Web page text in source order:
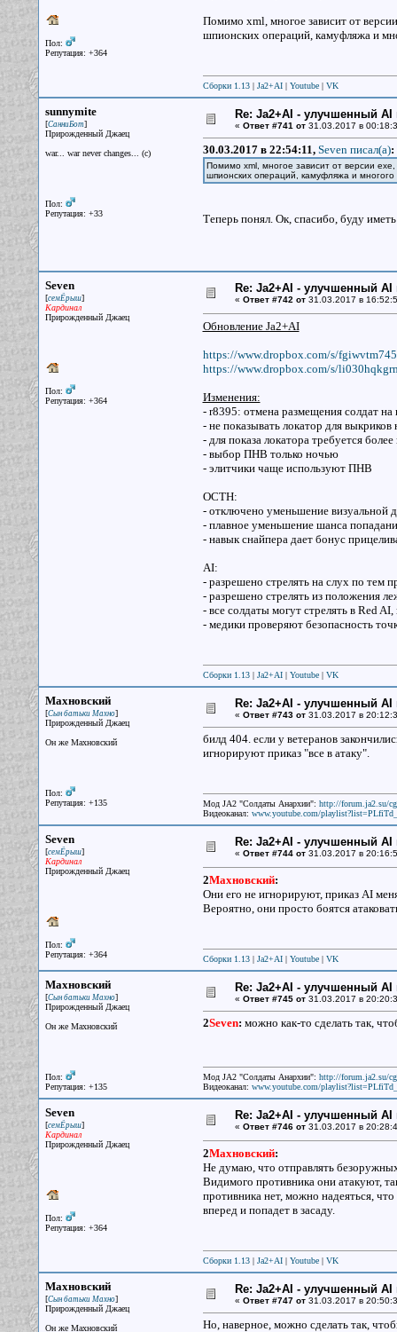
Пол:
Репутация: +364
Помимо xml, многое зависит от
шпионских операций, камуфляжа и
Сборки 1.13| Ja2+AI| Youtube| VK
sunnymite
[СанниБот]
Прирожденный Джаец
war... war never changes... (c)
Пол:
Репутация: +33
Re: Ja2+AI - улучшенный AI
« Ответ #741 от31.03.2017 в
30.03.2017 в 22:54:11, Seven писал(a):
Помимо xml, многое зависит от версии
шпионских операций, камуфляжа и
Теперь понял. Ок, спасибо, буду
Seven
[семЁрыш]
Кардинал
Прирожденный Джаец
Пол:
Репутация: +364
Re: Ja2+AI - улучшенный AI
« Ответ #742 от31.03.2017 в
Обновление Ja2+AI
https://www.dropbox.com/s/
https://www.dropbox.com/s/
Изменения:
- r8395: отмена размещения солдат на
- не показывать локатор для
- для показа локатора требуется
- выбор ПНВ только ночью
- элитчики чаще используют ПНВ
OCTH:
- отключено уменьшение визуальной
- плавное уменьшение шанса
- навык снайпера дает бонус
AI:
- разрешено стрелять на слух по тем
- разрешено стрелять из положения
- все солдаты могут стрелять в Red
- медики проверяют безопасность
Сборки 1.13| Ja2+AI| Youtube| VK
Махновский
[Сын батьки Махно]
Прирожденный Джаец
Он же Махновский
Пол:
Репутация: +135
Re: Ja2+AI - улучшенный AI
« Ответ #743 от31.03.2017 в
билд 404. если у ветеранов
игнорируют приказ "все в атаку".
Мод JA2 "Солдаты Анархии": http://forum.ja2.su/
Видеоканал: www.youtube.com/
Seven
[семЁрыш]
Кардинал
Прирожденный Джаец
Пол:
Репутация: +364
Re: Ja2+AI - улучшенный AI
« Ответ #744 от31.03.2017 в
2Махновский:
Они его не игнорируют, приказ AI
Вероятно, они просто боятся
Сборки 1.13| Ja2+AI| Youtube| VK
Махновский
[Сын батьки Махно]
Прирожденный Джаец
Он же Махновский
Пол:
Репутация: +135
Re: Ja2+AI - улучшенный AI
« Ответ #745 от31.03.2017 в
2Seven: можно как-то сделать так,
Мод JA2 "Солдаты Анархии": http://forum.ja2.su/
Видеоканал: www.youtube.com/
Seven
[семЁрыш]
Кардинал
Прирожденный Джаец
Пол:
Репутация: +364
Re: Ja2+AI - улучшенный AI
« Ответ #746 от31.03.2017 в
2Махновский:
Не думаю, что отправлять
Видимого противника они атакуют,
противника нет, можно надеяться,
вперед и попадет в засаду.
Сборки 1.13| Ja2+AI| Youtube| VK
Махновский
[Сын батьки Махно]
Прирожденный Джаец
Он же Махновский
Re: Ja2+AI - улучшенный AI
« Ответ #747 от31.03.2017 в
Но, наверное, можно сделать так,